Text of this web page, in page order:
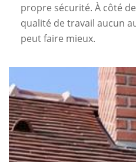
propre sécurité. À côté
qualité de travail aucun
peut faire mieux.